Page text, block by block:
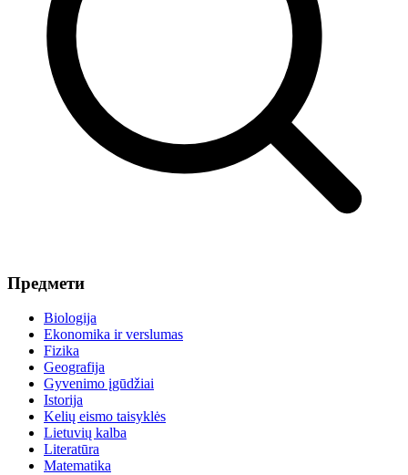
Предмети
Biologija
Ekonomika ir verslumas
Fizika
Geografija
Gyvenimo įgūdžiai
Istorija
Kelių eismo taisyklės
Lietuvių kalba
Literatūra
Matematika